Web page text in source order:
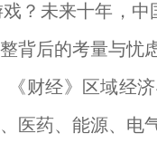
？未来十年，
背后的考量与忧虑
《财经》区域经
医药、能源、电